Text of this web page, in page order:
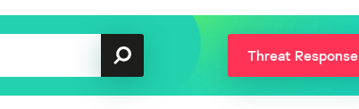
Threat Response